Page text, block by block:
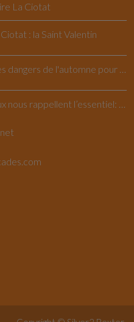
La Ciotat
: la Saint Valentin
Vétérinaire La Ciotat - Les dangers de l'automne pour le chiens et les chats
À la Toussaint, nos animaux nous rappellent l’essentiel: vivre l’instant présent